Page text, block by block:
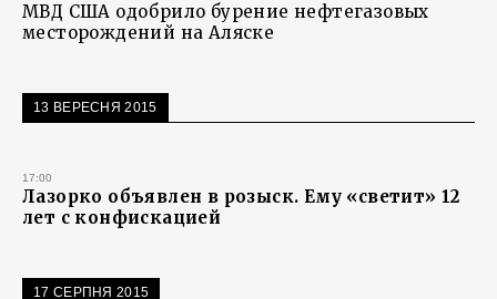
МВД США одобрило бурение нефтегазовых
месторождений на Аляске
13 ВЕРЕСНЯ 2015
17:00
Лазорко объявлен в розыск. Ему «светит» 12
лет с конфискацией
17 СЕРПНЯ 2015